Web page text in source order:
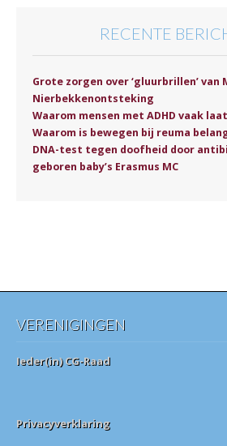
RECENTE
Grote zorgen over ‘gluurbrillen’ van
Nierbekkenontsteking
Waarom mensen met ADHD vaak
Waarom is bewegen bij reuma
DNA-test tegen doofheid door
geboren baby’s Erasmus MC
VERENIGINGEN
Ieder(in) CG-Raad
Privacyverklaring